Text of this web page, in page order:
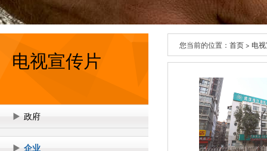
电视宣传片
政府
企业
您当前的位置： 首页> 电